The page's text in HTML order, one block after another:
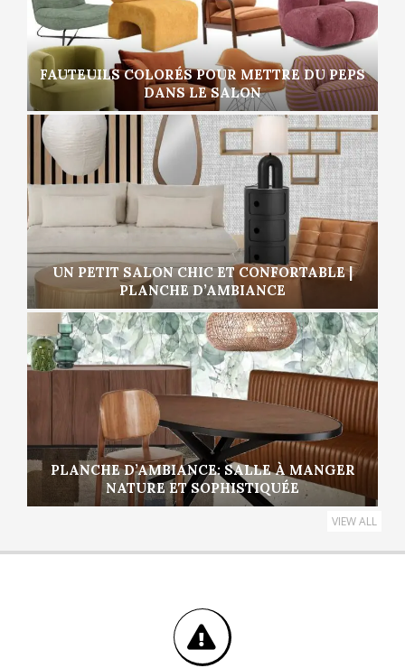
FAUTEUILS COLORÉS POUR METTRE DU PEPS
DANS LE SALON
UN PETIT SALON CHIC ET CONFORTABLE |
PLANCHE D’AMBIANCE
PLANCHE D’AMBIANCE: SALLE À MANGER
NATURE ET SOPHISTIQUÉE
VIEW ALL